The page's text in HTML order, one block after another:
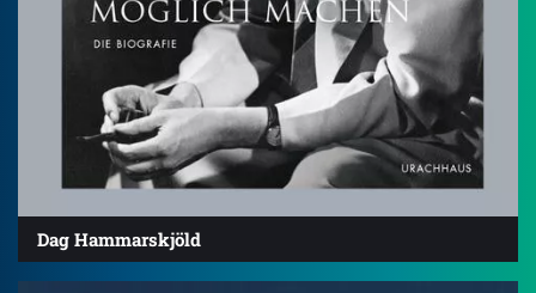
Dag Hammarskjöld